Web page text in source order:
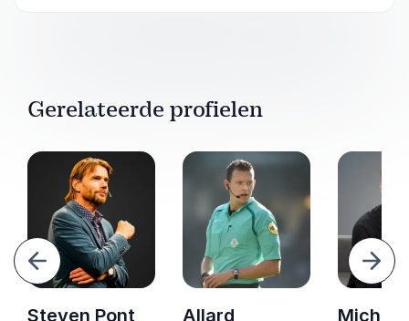
Gerelateerde profielen
Steven Pont Allard Michel